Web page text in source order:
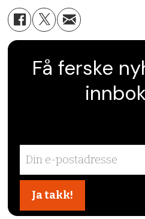
Få ferske